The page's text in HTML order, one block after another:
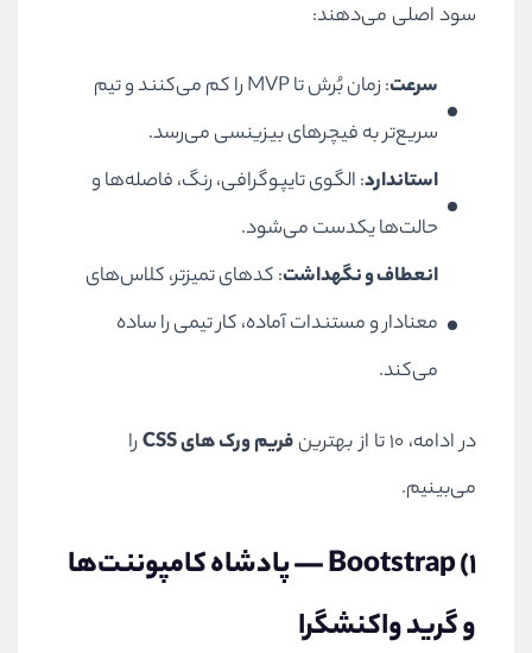
سود اصلی می‌دهند:
سرعت
: زمان بُرش تا MVP را کم می‌کنند و تیم
سریع‌تر به فیچرهای بیزینسی می‌رسد.
استاندارد: الگوی تایپوگرافی، رنگ، فاصله‌ها و
حالت‌ها یکدست می‌شود.
انعطاف و نگهداشت: کدهای تمیزتر، کلاس‌های
معنادار و مستندات آماده، کار تیمی را ساده
می‌کند.
در ادامه، ۱۰ تا از بهترین فریم ورک های CSS
را
می‌بینیم.
۱) Bootstrap — پادشاه کامپوننت‌ها
و گرید واکنشگرا